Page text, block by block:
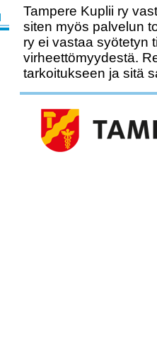
Tampere Kuplii ry
siten myös palvelun
ry ei vastaa syötetyn
virheettömyydestä.
tarkoitukseen ja sitä